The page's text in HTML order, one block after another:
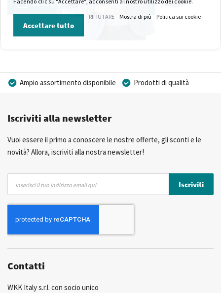
sales@wkk-europe.it
Ampio assortimento disponibile
Prodotti di qualità
Consulenza Personalizzata
Iscriviti alla newsletter
Vuoi essere il primo a conoscere le nostre offerte, gli sconti e le
novità? Allora, iscriviti alla nostra newsletter!
nostra
Newsletter:
Iscriviti
Contatti
WKK Italy s.r.l. con socio unico
Accettare tutto
RIFIUTARE Mostra di più Politica sui cookie